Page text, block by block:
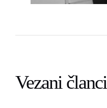
Vezani članci